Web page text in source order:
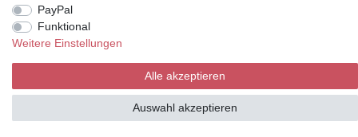
PayPal
Funktional
Weitere Einstellungen
Alle akzeptieren
Auswahl akzeptieren